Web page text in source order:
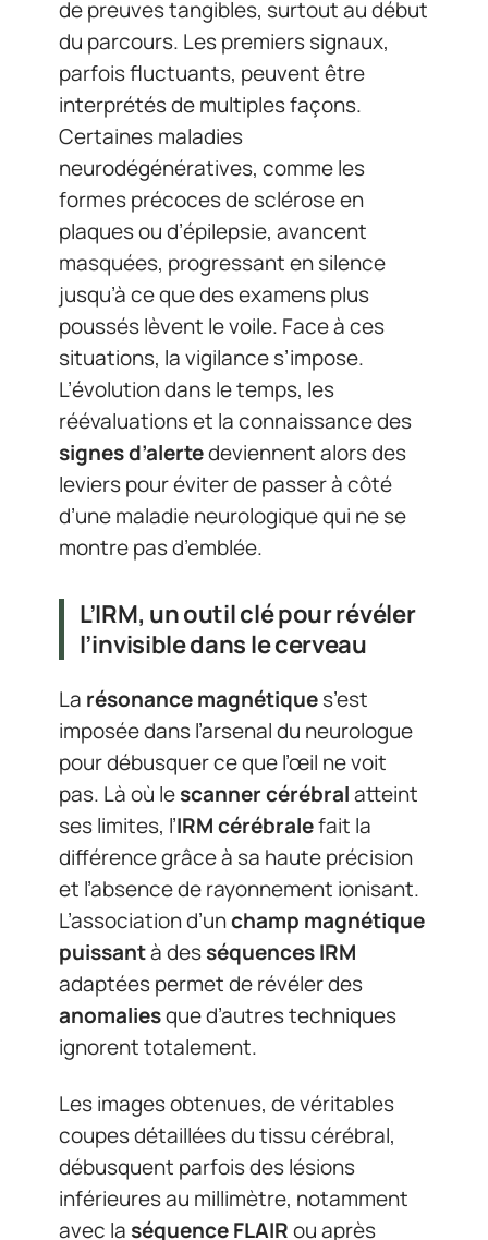
de preuves tangibles, surtout au début
du parcours. Les premiers signaux,
parfois fluctuants, peuvent être
interprétés de multiples façons.
Certaines maladies
neurodégénératives, comme les
formes précoces de sclérose en
plaques ou d’épilepsie, avancent
masquées, progressant en silence
jusqu’à ce que des examens plus
poussés lèvent le voile. Face à ces
situations, la vigilance s’impose.
L’évolution dans le temps, les
réévaluations et la connaissance des
signes d’alertedeviennent alors des
leviers pour éviter de passer à côté
d’une maladie neurologique qui ne se
montre pas d’emblée.
L’IRM, un outil clé pour révéler
l’invisible dans le cerveau
La résonance magnétiques’est
imposée dans l’arsenal du neurologue
pour débusquer ce que l’œil ne voit
pas. Là où lescanner cérébralatteint
ses limites, l’IRM cérébralefait la
différence grâce à sa haute précision
et l’absence de rayonnement ionisant.
L’association d’unchamp magnétique
puissantà desséquences IRM
adaptées permet de révéler des
anomaliesque d’autres techniques
ignorent totalement.
Les images obtenues, de véritables
coupes détaillées du tissu cérébral,
débusquent parfois des lésions
inférieures au millimètre, notamment
avec la séquence FLAIRou après